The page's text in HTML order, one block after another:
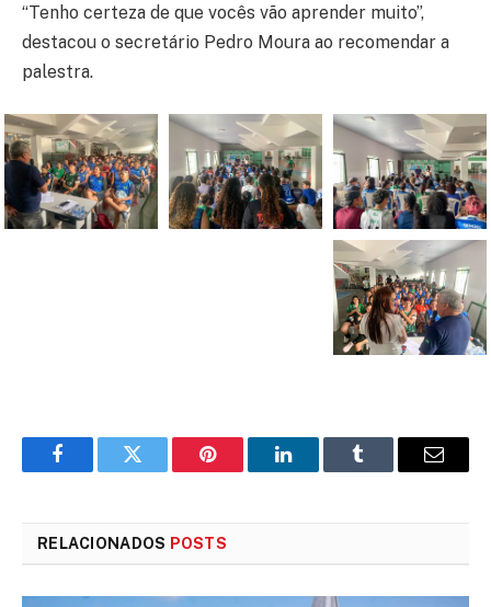
“Tenho certeza de que vocês vão aprender muito”,
destacou o secretário Pedro Moura ao recomendar a
palestra.
FacebookTwitter Pinterest LinkedInTumblr
E-
RELACIONADOS POSTS